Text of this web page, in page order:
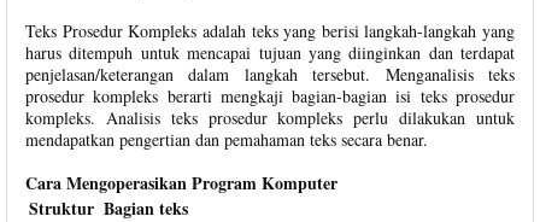
Teks Prosedur Kompleks adalah teks yang berisi langkah-langkah yang
harus ditempuh untuk mencapai tujuan yang diinginkan dan terdapat
penjelasan/keterangan dalam langkah tersebut. Menganalisis teks
prosedur kompleks berarti mengkaji bagian-bagian isi teks prosedur
kompleks. Analisis teks prosedur kompleks perlu dilakukan untuk
mendapatkan pengertian dan pemahaman teks secara benar.
Cara Mengoperasikan Program Komputer
Struktur Bagian teks